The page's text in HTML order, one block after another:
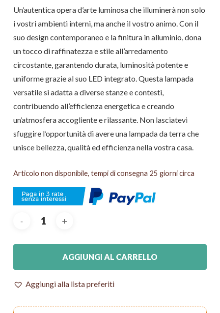
Un’autentica opera d’arte luminosa che illuminerà non solo
i vostri ambienti interni, ma anche il vostro animo. Con il
suo design contemporaneo e la finitura in alluminio, dona
un tocco di raffinatezza e stile all’arredamento
circostante, garantendo durata, luminosità potente e
uniforme grazie al suo LED integrato. Questa lampada
versatile si adatta a diverse stanze e contesti,
contribuendo all’efficienza energetica e creando
un’atmosfera accogliente e rilassante. Non lasciatevi
sfuggire l’opportunità di avere una lampada da terra che
unisce bellezza, qualità ed efficienza nella vostra casa.
Articolo non disponibile, tempi di consegna 25 giorni circa
AGGIUNGI AL CARRELLO
Aggiungi alla lista preferiti